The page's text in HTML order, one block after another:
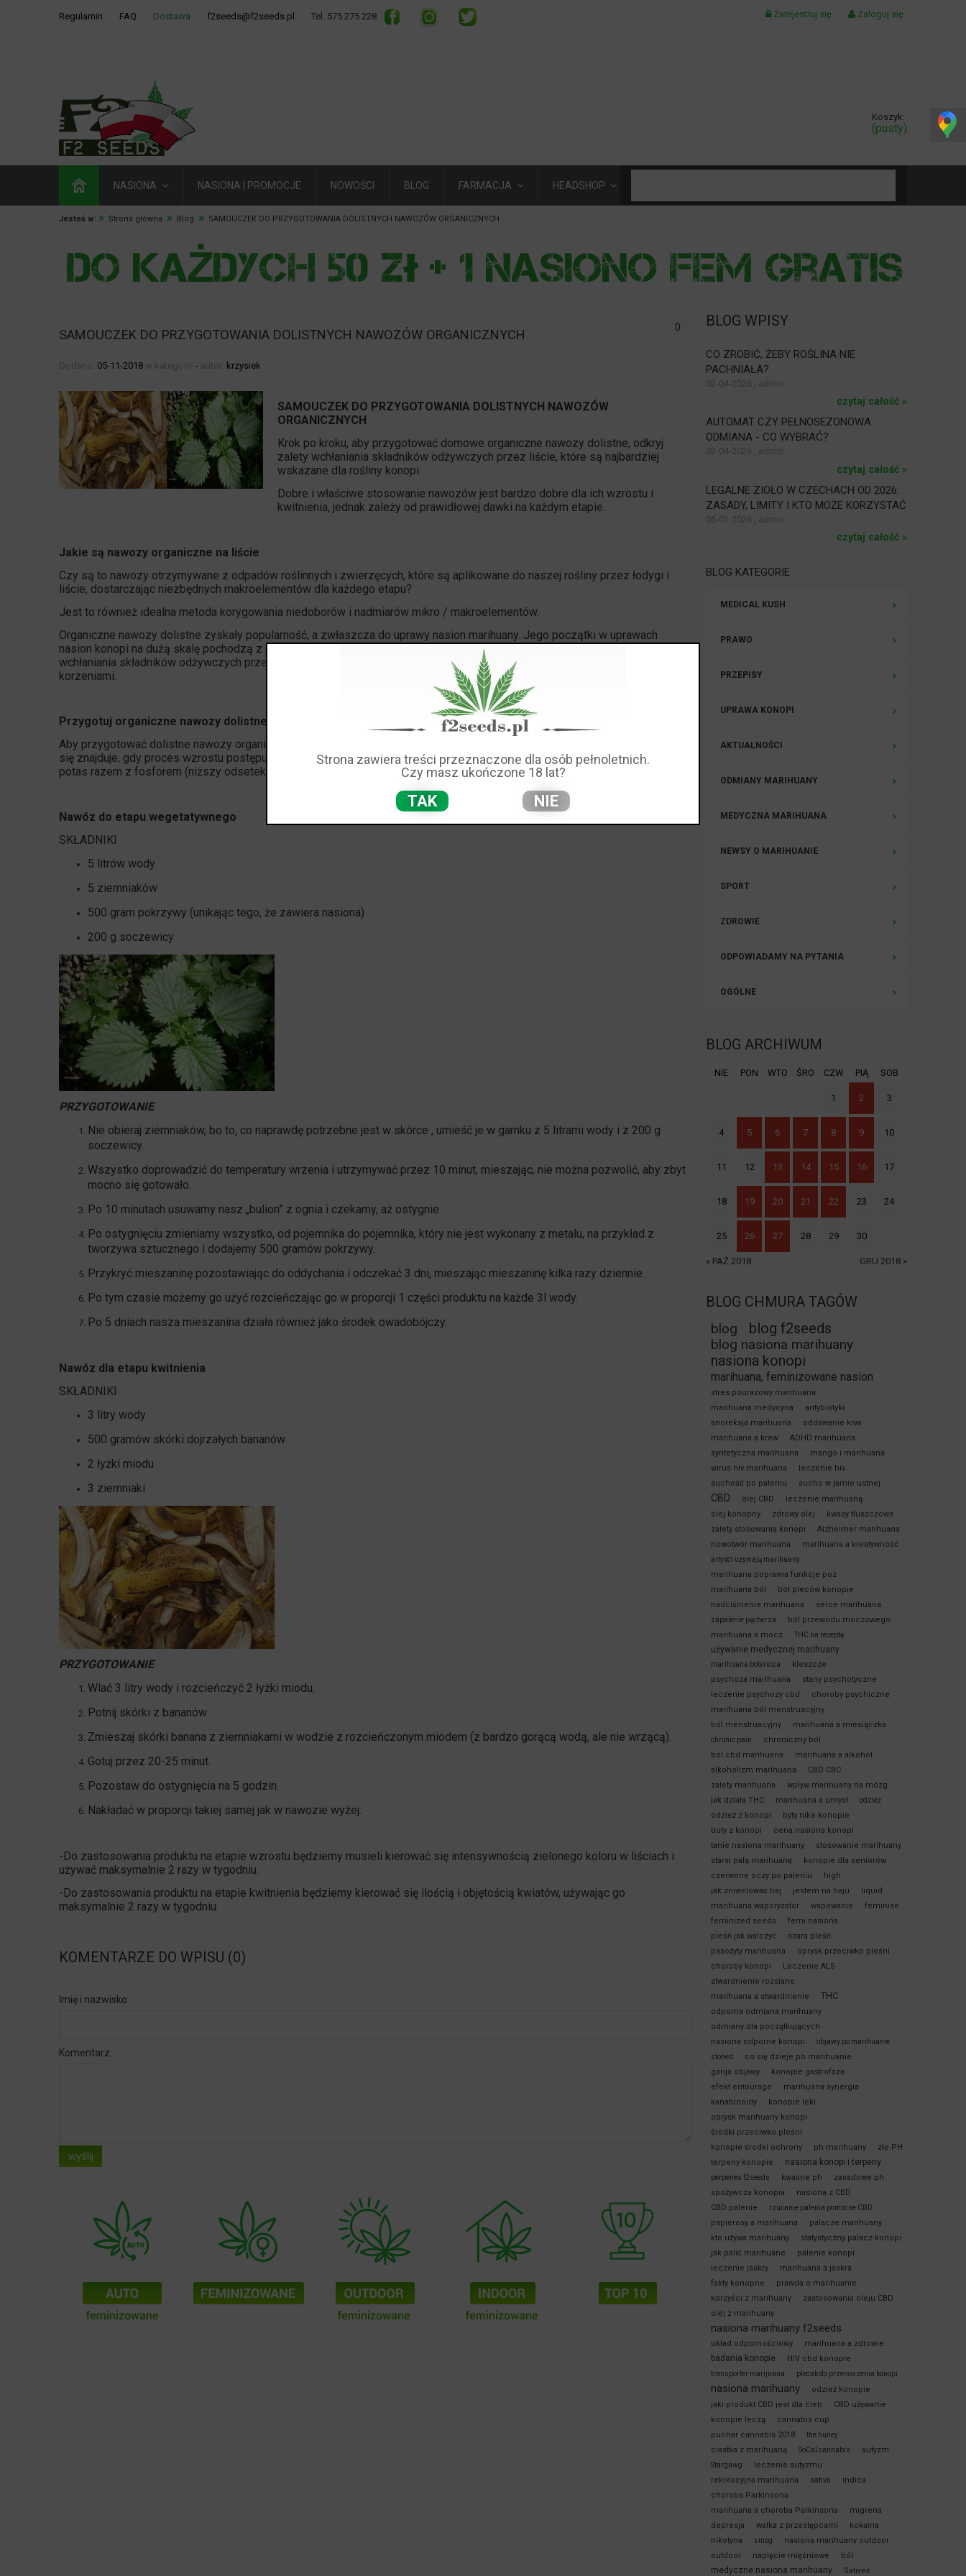
Regulamin FAQ Dostawa f2seeds@f2seeds.pl Tel. 575 275 228 Zarejestruj się Zaloguj się
Koszyk:
(pusty)
NASIONA NASIONA | PROMOCJE NOWOŚCI BLOG FARMACJA HEADSHOP
Jesteś w: » Strona główna » Blog » SAMOUCZEK DO PRZYGOTOWANIA DOLISTNYCH NAWOZÓW ORGANICZNYCH
SAMOUCZEK DO PRZYGOTOWANIA DOLISTNYCH NAWOZÓW ORGANICZNYCH 0
Dodano: 05-11-2018 w kategorii: - autor: krzysiek
SAMOUCZEK DO PRZYGOTOWANIA DOLISTNYCH NAWOZÓW
ORGANICZNYCH
Krok po kroku, aby przygotować domowe organiczne nawozy dolistne, odkryj
zalety wchłaniania składników odżywczych przez liście, które są najbardziej
wskazane dla rośliny konopi.
Dobre i właściwe stosowanie nawozów jest bardzo dobre dla ich wzrostu i
kwitnienia, jednak zależy od prawidłowej dawki na każdym etapie.
Jakie są nawozy organiczne na liście
Czy są to nawozy otrzymywane z odpadów roślinnych i zwierzęcych, które są aplikowane do naszej rośliny przez łodygi i
liście, dostarczając niezbędnych makroelementów dla każdego etapu?
Jest to również idealna metoda korygowania niedoborów i nadmiarów mikro / makroelementów.
Organiczne nawozy dolistne zyskały popularność, a zwłaszcza do uprawy nasion marihuany. Jego początki w uprawach
nasion konopi na dużą skalę pochodzą z początku XX wieku. Obecnie jest to więcej niż zademonstrowana łatwość
wchłaniania składników odżywczych przez tkanki znajdujące się w liściach, a także jako współautorzy odżywiania się
korzeniami.
Przygotuj organiczne nawozy dolistne
Aby przygotować dolistne nawozy organiczne musisz najpierw wiedzieć, że obiekt wymaga go w danym stadium, w którym
się znajduje, gdy proces wzrostu postępuje, aby uzyskać roztwór bogaty w azot, a jeśli jest w rozkwicie należy podkreślić
potas razem z fosforem (niższy odsetek).
Nawóz do etapu wegetatywnego
SKŁADNIKI
5 litrów wody
5 ziemniaków
500 gram pokrzywy (unikając tego, że zawiera nasiona)
200 g soczewicy
PRZYGOTOWANIE
Nie obieraj ziemniaków, bo to, co naprawdę potrzebne jest w skórce , umieść je w garnku z 5 litrami wody i z 200 g
soczewicy.
Wszystko doprowadzić do temperatury wrzenia i utrzymywać przez 10 minut, mieszając, nie można pozwolić, aby zbyt
mocno się gotowało.
Po 10 minutach usuwamy nasz „bulion” z ognia i czekamy, aż ostygnie.
Po ostygnięciu zmieniamy wszystko, od pojemnika do pojemnika, który nie jest wykonany z metalu, na przykład z
tworzywa sztucznego i dodajemy 500 gramów pokrzywy.
Przykryć mieszaninę pozostawiając do oddychania i odczekać 3 dni, mieszając mieszaninę kilka razy dziennie.
Po tym czasie możemy go użyć rozcieńczając go w proporcji 1 części produktu na każde 3l wody.
Po 5 dniach nasza mieszanina działa również jako środek owadobójczy.
Nawóz dla etapu kwitnienia
SKŁADNIKI
3 litry wody
500 gramów skórki dojrzałych bananów
2 łyżki miodu
3 ziemniaki
PRZYGOTOWANIE
Wlać 3 litry wody i rozcieńczyć 2 łyżki miodu.
Potnij skórki z bananów
Zmieszaj skórki banana z ziemniakami w wodzie z rozcieńczonym miodem (z bardzo gorącą wodą, ale nie wrzącą).
Gotuj przez 20-25 minut.
Pozostaw do ostygnięcia na 5 godzin.
Nakładać w proporcji takiej samej jak w nawozie wyżej.
-Do zastosowania produktu na etapie wzrostu będziemy musieli kierować się intensywnością zielonego koloru w liściach i
używać maksymalnie 2 razy w tygodniu.
-Do zastosowania produktu na etapie kwitnienia będziemy kierować się ilością i objętością kwiatów, używając go
maksymalnie 2 razy w tygodniu.
KOMENTARZE DO WPISU (0)
Imię i nazwisko:
Komentarz:
wyślij
BLOG WPISY
CO ZROBIĆ, ŻEBY ROŚLINA NIE
PACHNIAŁA?
02-04-2026 , admin
czytaj całość »
AUTOMAT CZY PEŁNOSEZONOWA
ODMIANA - CO WYBRAĆ?
02-04-2026 , admin
czytaj całość »
LEGALNE ZIOŁO W CZECHACH OD 2026:
ZASADY, LIMITY I KTO MOŻE KORZYSTAĆ
05-01-2026 , admin
czytaj całość »
BLOG KATEGORIE
MEDICAL KUSH
PRAWO
PRZEPISY
UPRAWA KONOPI
AKTUALNOŚCI
ODMIANY MARIHUANY
MEDYCZNA MARIHUANA
NEWSY O MARIHUANIE
SPORT
ZDROWIE
ODPOWIADAMY NA PYTANIA
OGÓLNE
BLOG ARCHIWUM
NIE PON WTO ŚRO CZW PIĄ SOB
1 2 3
4 5 6 7 8 9 10
11 12 13 14 15 16 17
18 19 20 21 22 23 24
25 26 27 28 29 30
« PAŹ 2018 GRU 2018 »
BLOG CHMURA TAGÓW
blog blog f2seeds
blog nasiona marihuany
nasiona konopi
marihuana, feminizowane nasion
stres pourazowy marihuana
marihuana medycyna
antybiotyki
anoreksja marihuana
oddawanie krwi
marihuana a krew
ADHD marihuana
syntetyczna marihuana
mango i marihuana
wirus hiv marihuana
leczenie hiv
suchość po paleniu
sucho w jamie ustnej
CBD olej CBD
leczenie marihuaną
olej konopny
zdrowy olej
kwasy tłuszczowe
zalety stosowania konopi
Alzheimer marihuana
nowotwór marihuana
marihuana a kreatywność
artyści używają marihuany
marihuana poprawia funkcje poz
marihuana ból
bół pleców konopie
nadciśnienie marihuana
serce marihuana
zapalenie pęcherza
ból przewodu moczowego
marihuana a mocz
THC na receptę
używanie medycznej marihuany
marihuana bolerioza
kleszcze
psychoza marihuana
stany psychotyczne
leczenie psychozy cbd
choroby psychiczne
marihuana ból menstruacyjny
ból menstruacyjny
marihuana a miesiączka
chronic pain
chroniczny ból
ból cbd marihuana
marihuana a alkohol
alkoholizm marihuana
CBD CBC
zalety marihuana
wpływ marihuany na mózg
jak działa THC
marihuana a umysł odzież
odzież z konopi
byty nike konopie
buty z konopi
cena nasiona konopi
tanie nasiona marihuany
stosowanie marihuany
starsi palą marihuanę
konopie dla seniorów
czerwone oczy po paleniu
high
jak zniwelować haj
jestem na haju
liquid
marihuana waporyzator
wapowanie
feminise
feminized seeds
femi nasiona
pleśń jak walczyć
szara pleśń
pasożyty marihuana
oprysk przeciwko pleśni
choroby konopi
Leczenie ALS
stwardnienie rozsiane
marihuana a stwardnienie
THC
odporna odmiana marihuany
odmiany dla początkujących
nasiona odporne konopi
objawy po marihuanie
stoned
co się dzieje po marihuanie
ganja objawy
konopie gastrofaza
efekt entourage
marihuana synergia
kanabinoidy
konopie leki
oprysk marihuany konopi
środki przeciwko pleśni
konopie środki ochrony
ph marihuany
złe PH
terpeny konopie
nasiona konopi i terpeny
perpenes f2seeds kwaśne ph
zasadowe ph
spożywcza konopia
nasiona z CBD
CBD palenie
rzucanie palenia pomocne CBD
papierosy a marihuana
palacze marihuany
kto używa marihuany
statystyczny palacz konopi
jak palić marihuane
palenie konopi
leczenie jaskry
marihuana a jaskra
fakty konopne
prawda o marihuanie
korzyści z marihuany
zastosowania oleju CBD
olej z marihuany
nasiona marihuany f2seeds
układ odpornościowy marihuana a zdrowie
badania konopie HIV cbd konopie
transporter marijuana plecak do przenoszenia konopi
nasiona marihuany
odzież konopie
jaki produkt CBD jest dla cieb
CBD używanie
konopie leczą
cannabis cup
puchar cannabis 2018
the huney
ciastka z marihuaną SoCal cannabis autyzm
Stargawg
leczenie autyzmu
rekreacyjna marihuana
sativa
indica
choroba Parkinsona
marihuana a choroba Parkinsona
migrena
depresja
walka z przestępcami
kokaina
nikotyna
smog
nasiona marihuany outdoor
outdoor
napięcie mięśniowe ból
medyczne nasiona marihuany Sativex
Strona zawiera treści przeznaczone dla osób pełnoletnich.
Czy masz ukończone 18 lat?
TAK NIE